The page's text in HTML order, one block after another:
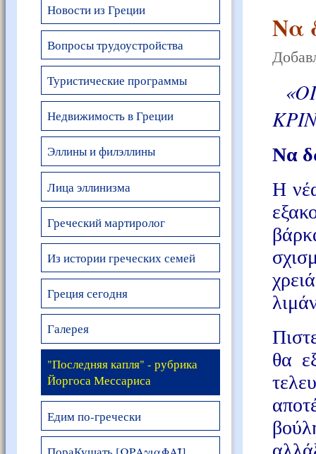
Новости из Греции
Вопросы трудоустройства
Туристические программы
Недвижимость в Греции
Эллины и филэллины
Лица эллинизма
Греческий мартиролог
Из истории греческих семей
Греция сегодня
Галерея
"Последняя капля" - рубрика
Йоргоса Мессариса
Едим по-гречески
Να
Να
H
θα